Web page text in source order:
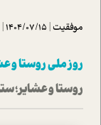
موفقیت|
1404/07/15
|
روز ملی روستا و
روستا و عشایر؛